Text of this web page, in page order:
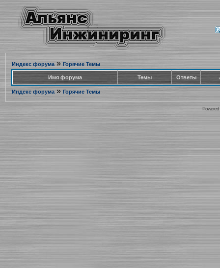
Индекс форума» Горячие Темы
Имя форума Темы Ответы
Индекс форума» Горячие Темы